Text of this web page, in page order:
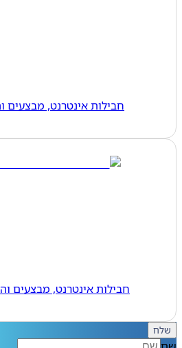
חבילות אינטרנט, מבצעים
חבילות אינטרנט, מבצעים